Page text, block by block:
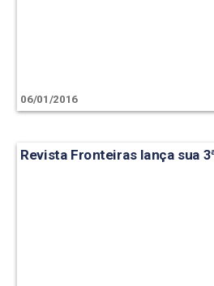
06/01/2016
Revista Fronteiras lança sua